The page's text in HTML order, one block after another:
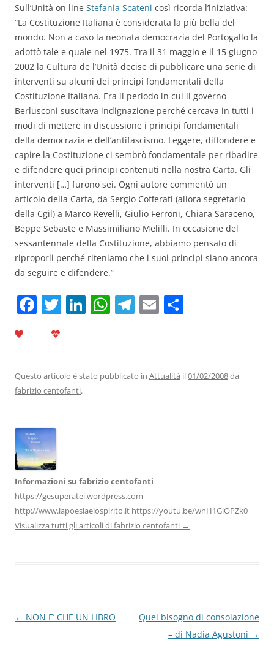
Sull’Unità on line Stefania Scateni così ricorda l’iniziativa:
“La Costituzione Italiana è considerata la più bella del
mondo. Non a caso la neonata democrazia del Portogallo la
adottò tale e quale nel 1975. Tra il 31 maggio e il 15 giugno
2002 la Cultura de l’Unità decise di pubblicare una serie di
interventi su alcuni dei principi fondamentali della
Costituzione Italiana. Era il periodo in cui il governo
Berlusconi suscitava indignazione perché cercava in tutti i
modi di mettere in discussione i principi fondamentali
della democrazia e dell’antifascismo. Leggere, diffondere e
capire la Costituzione ci sembrò fondamentale per ribadire
e difendere quei principi contenuti nella nostra Carta. Gli
interventi […] furono sei. Ogni autore commentò un
articolo della Carta, da Sergio Cofferati (allora segretario
della Cgil) a Marco Revelli, Giulio Ferroni, Chiara Saraceno,
Beppe Sebaste e Massimiliano Melilli. In occasione del
sessantennale della Costituzione, abbiamo pensato di
riproporli perché riteniamo che i suoi principi siano ancora
da seguire e difendere.”
F
b
o
o
k
T Li
dI
W
A
T
a
E
vi
Questo articolo è stato pubblicato in Attualità il01/02/2008da
fabrizio centofanti.
Informazioni su fabrizio centofanti
https://gesuperatei.wordpress.com
http://www.lapoesiaelospirito.it https://youtu.be/wnH1GlOPZk0
Visualizza tutti gli articoli di fabrizio centofanti →
Navigazione
← NON E’ CHE UN LIBRO
Quel bisogno di consolazione
– di Nadia Agustoni →